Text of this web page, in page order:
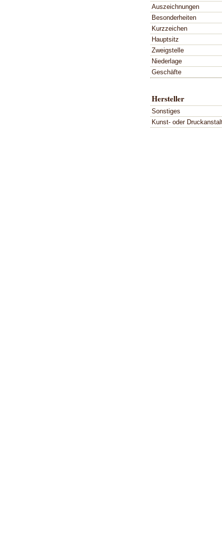
Auszeichnungen
Besonderheiten
Kurzzeichen
Hauptsitz
Zweigstelle
Niederlage
Geschäfte
Hersteller
Sonstiges
Kunst- oder